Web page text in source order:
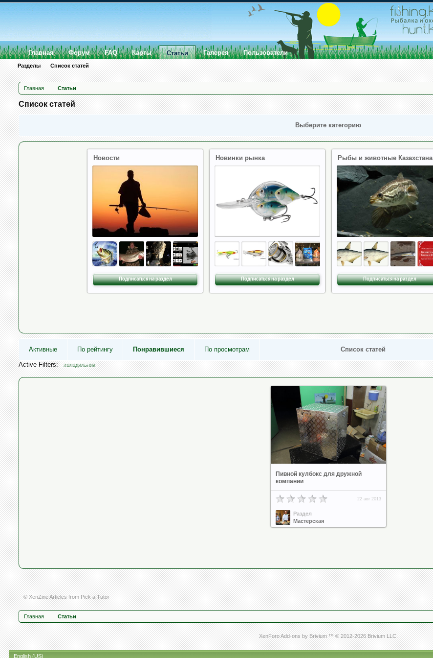
Главная Статьи
Список статей
Выберите категорию
Новости
Подписаться на раздел
Новинки рынка
Подписаться на раздел
Рыбы и животные Казахстана
Подписаться на раздел
Активные По рейтингу Понравившиеся По просмотрам Список статей
Active Filters: холодильник
Пивной кулбокс для дружной
компании
22 авг 2013
Раздел
Мастерская
© XenZineArticlesfromPick a Tutor
Главная Статьи
XenForo Add-ons by Brivium ™ © 2012-2026 Brivium LLC.
Главная Форум FAQ Карты Статьи
Разделы Список статей
Галерея Пользователи
English (US)